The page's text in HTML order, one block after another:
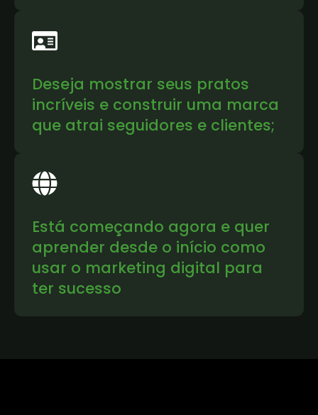
Deseja mostrar seus pratos
incríveis e construir uma marca
que atrai seguidores e clientes;
Está começando agora e quer
aprender desde o início como
usar o marketing digital para
ter sucesso